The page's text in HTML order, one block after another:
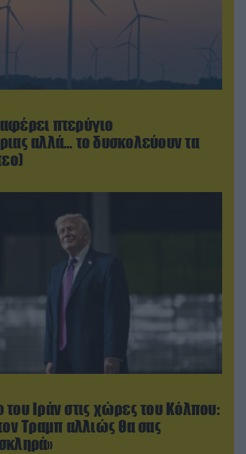
πτερύγιο
αλλά… το δυσκολεύουν τα
Ιράν στις χώρες του Κόλπου:
Τραμπ αλλιώς θα σας